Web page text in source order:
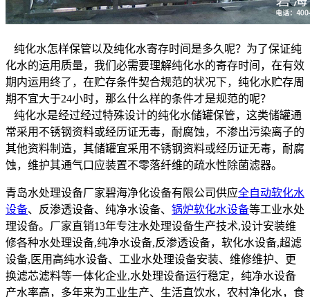
纯化水怎样保管以及纯化水寄存时间是多久呢？为了保证纯
化水的运用质量，我们必需要理解纯化水的寄存时间，在有效
期内运用终了，在贮存条件契合规范的状况下，纯化水贮存周
期不宜大于24小时，那么什么样的条件才是规范的呢？
纯化水是经过经过特殊设计的纯化水储罐保管，这类储罐通
常采用不锈钢资料或经历证无毒，耐腐蚀，不渗出污染离子的
其他资料制造，其储罐宜采用不锈钢资料或经历证无毒，耐腐
蚀，维护其通气口应装置不零落纤维的疏水性除菌滤器。
青岛水处理设备厂家碧海净化设备有限公司供应全自动软化水
设备、反渗透设备、纯净水设备、 锅炉软化水设备等工业水处
理设备。厂家直销13年专注水处理设备生产技术,设计安装维
修各种水处理设备,纯净水设备,反渗透设备，软化水设备,超滤
设备,医用高纯水设备、工业水处理设备安装、维修维护、更
换滤芯滤料等一体化企业,水处理设备运行稳定，纯净水设备
产水率高，多年来为工业生产、生活直饮水，农村净化水，食